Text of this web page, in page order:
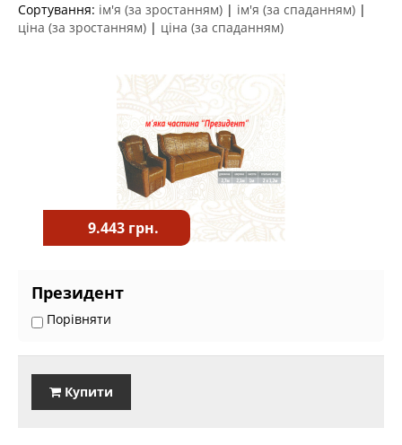
Сортування: ім'я (за зростанням) | ім'я (за спаданням) |
ціна (за зростанням) | ціна (за спаданням)
9.443 грн.
Президент
Порівняти
Купити